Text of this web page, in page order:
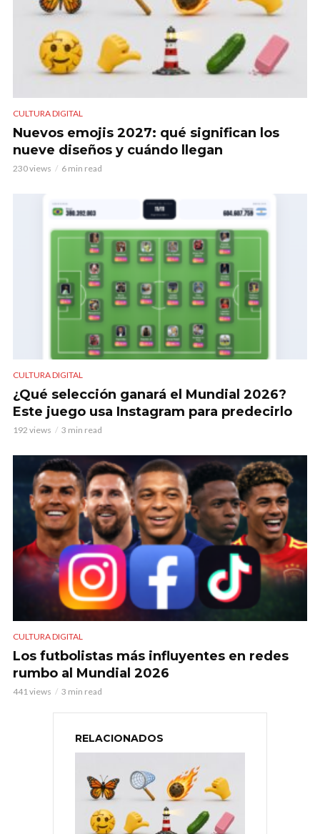
CULTURA DIGITAL
Nuevos emojis 2027: qué significan los
nueve diseños y cuándo llegan
230 views 6 min read
CULTURA DIGITAL
¿Qué selección ganará el Mundial 2026?
Este juego usa Instagram para predecirlo
192 views 3 min read
CULTURA DIGITAL
Los futbolistas más influyentes en redes
rumbo al Mundial 2026
441 views 3 min read
RELACIONADOS